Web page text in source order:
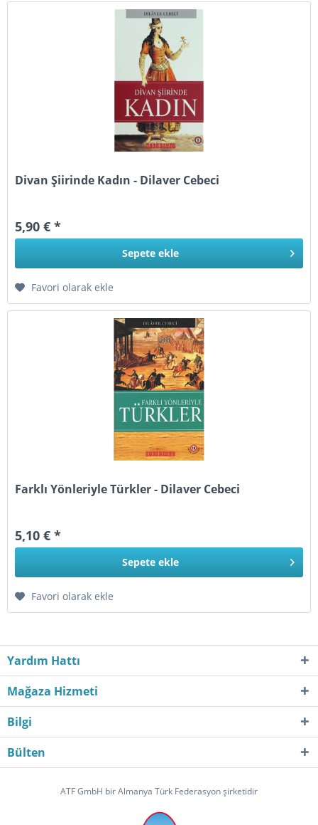
Divan Şiirinde Kadın - Dilaver Cebeci
5,90 € *
Sepete ekle
Favori olarak ekle
Farklı Yönleriyle Türkler - Dilaver Cebeci
5,10 € *
Sepete ekle
Favori olarak ekle
Yardım Hattı
Mağaza Hizmeti
Bilgi
Bülten
ATF GmbH bir Almanya Türk Federasyon şirketidir